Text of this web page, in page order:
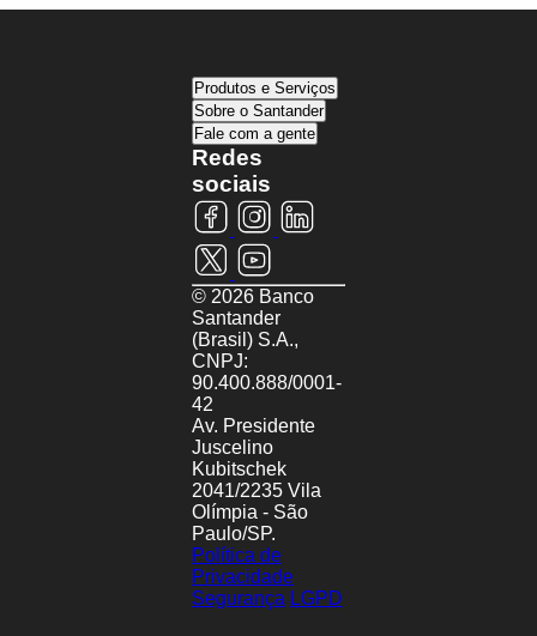
Produtos e Serviços
Sobre o Santander
Fale com a gente
Redes
sociais
Visite nosso perfil no Facebook
Visite nosso perfil no Instagram
Visite nosso perfil no LinkedIn
Visite nosso perfil no YouTube
© 2026 Banco
Santander
(Brasil) S.A.,
CNPJ:
90.400.888/0001-
42
Av. Presidente
Juscelino
Kubitschek
2041/2235 Vila
Olímpia - São
Paulo/SP.
Política de
Privacidade
Segurança LGPD